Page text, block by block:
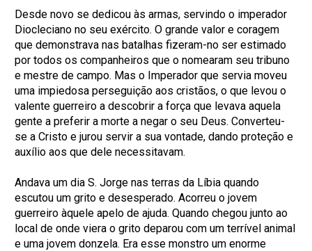
Desde novo se dedicou às armas, servindo o imperador
Diocleciano no seu exército. O grande valor e coragem
que demonstrava nas batalhas fizeram-no ser estimado
por todos os companheiros que o nomearam seu tribuno
e mestre de campo. Mas o Imperador que servia moveu
uma impiedosa perseguição aos cristãos, o que levou o
valente guerreiro a descobrir a força que levava aquela
gente a preferir a morte a negar o seu Deus. Converteu-
se a Cristo e jurou servir a sua vontade, dando proteção e
auxílio aos que dele necessitavam.
Andava um dia S. Jorge nas terras da Líbia quando
escutou um grito e desesperado. Acorreu o jovem
guerreiro àquele apelo de ajuda. Quando chegou junto ao
local de onde viera o grito deparou com um terrível animal
e uma jovem donzela. Era esse monstro um enorme